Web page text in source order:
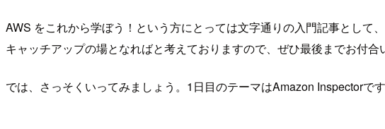
AWS をこれから学ぼう！という方にとっては文字通りの入門記事とし
キャッチアップの場となればと考えておりますので、ぜひ最後までお付合
では、さっそくいってみましょう。1日目のテーマはAmazon Inspectorです